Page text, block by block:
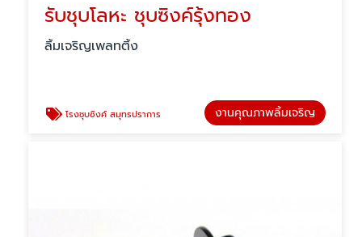
รับชุบโลหะ ชุบซิงค์รุ้งทอง
ลิ้มเจริญเพลทติ้ง
โรงชุบซิงค์ สมุทรปราการ งานคุณภาพลิ้มเจริญ